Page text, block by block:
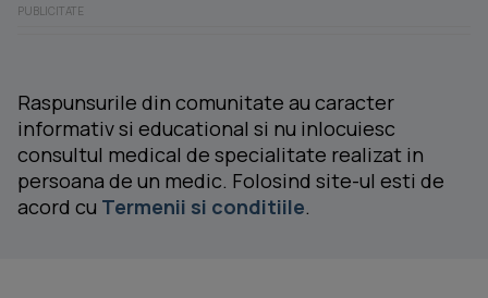
Raspunsurile din comunitate au caracter
informativ si educational si nu inlocuiesc
consultul medical de specialitate realizat in
persoana de un medic. Folosind site-ul esti de
acord cu Termenii si conditiile.